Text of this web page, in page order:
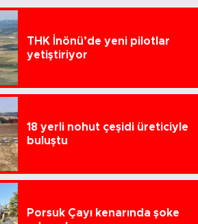
THK İnönü’de yeni pilotlar
yetiştiriyor
18 yerli nohut çeşidi üreticiyle
buluştu
Porsuk Çayı kenarında şoke